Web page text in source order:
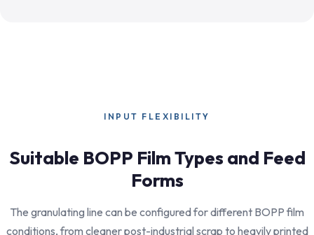
INPUT FLEXIBILITY
Suitable BOPP Film Types and Feed
Forms
The granulating line can be configured for different BOPP film
conditions, from cleaner post-industrial scrap to heavily printed